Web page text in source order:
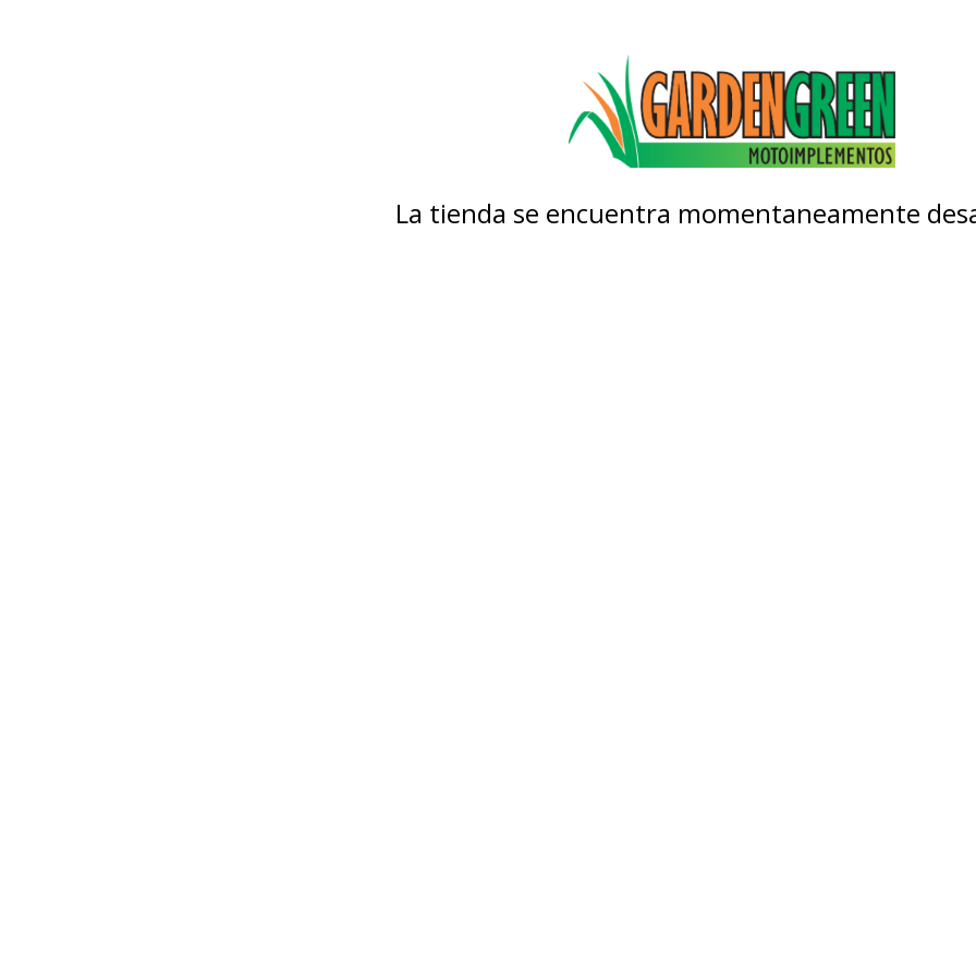
La tienda se encuentra momentaneamente